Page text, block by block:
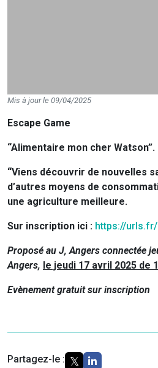
Mis à jour le 09/04/2025
Escape Game
“Alimentaire mon cher Watson”.
“Viens découvrir de nouvelles
d’autres moyens de
une agriculture meilleure.
Sur inscription ici : https://urls.fr/
Proposé au J, Angers connectée
Angers, le jeudi 17 avril 2025 de
Evènement gratuit sur inscription
Partagez-le :